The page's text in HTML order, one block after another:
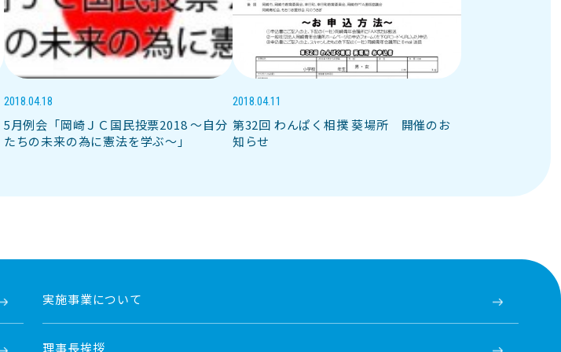
2018.04.18
5月例会「岡崎ＪＣ国民投票2018 〜自分
たちの未来の為に憲法を学ぶ〜」
2018.04.11
第32回 わんぱく相撲 葵場所 開催のお
知らせ
実施事業について
理事長挨拶